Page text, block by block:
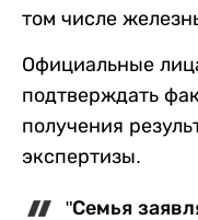
том числе
Официальные
подтверждать
получения
экспертизы.
"Семья